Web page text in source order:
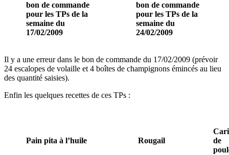
bon de commande
pour les TPs de la
semaine du
17/02/2009
bon de commande
pour les TPs de la
semaine du
24/02/2009
Il y a une erreur dans le bon de commande du 17/02/2009 (prévoir
24 escalopes de volaille et 4 boîtes de champignons émincés au lieu
des quantité saisies).
Enfin les quelques recettes de ces TPs :
Pain pita à l’huile Rougail
Cari
de